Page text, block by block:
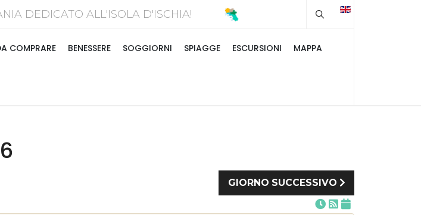
DEDICATO ALL'ISOLA D'ISCHIA!
Type 2 or more
COMPRARE BENESSERE SOGGIORNI SPIAGGE ESCURSIONI MAPPA
GIORNO SUCCESSIVO